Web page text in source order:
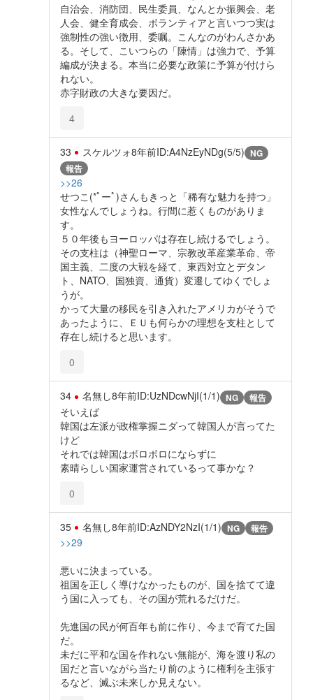
自治会、消防団、民生委員、なんとか振興会、老
人会、健全育成会、ボランティアと言いつつ実は
強制性の強い徴用、委嘱。こんなのがわんさかあ
る。そして、こいつらの「陳情」は強力で、予算
編成が決まる。本当に必要な政策に予算が付けら
れない。
赤字財政の大きな要因だ。
4
33 スケルツォ8年前ID:A4NzEyNDg(5/5) NG
報告
>>26
せつこ(*ﾟーﾟ)さんもきっと「稀有な魅力を持つ」
女性なんでしょうね。行間に惹くものがありま
す。
５０年後もヨーロッパは存在し続けるでしょう。
その支柱は（神聖ローマ、宗教改革産業革命、帝
国主義、二度の大戦を経て、東西対立とデタン
ト、NATO、国独資、通貨）変遷してゆくでしょ
うが。
かって大量の移民を引き入れたアメリカがそうで
あったように、ＥＵも何らかの理想を支柱として
存在し続けると思います。
0
34 名無し8年前ID:UzNDcwNjI(1/1) NG 報告
そいえば
韓国は左派が政権掌握ニダって韓国人が言ってた
けど
それでは韓国はボロボロにならずに
素晴らしい国家運営されているって事かな？
0
35 名無し8年前ID:AzNDY2NzI(1/1) NG 報告
>>29
悪いに決まっている。
祖国を正しく導けなかったものが、国を捨てて違
う国に入っても、その国が荒れるだけだ。
先進国の民が何百年も前に作り、今まで育てた国
だ。
未だに平和な国を作れない無能が、海を渡り私の
国だと言いながら当たり前のように権利を主張す
るなど、滅ぶ未来しか見えない。